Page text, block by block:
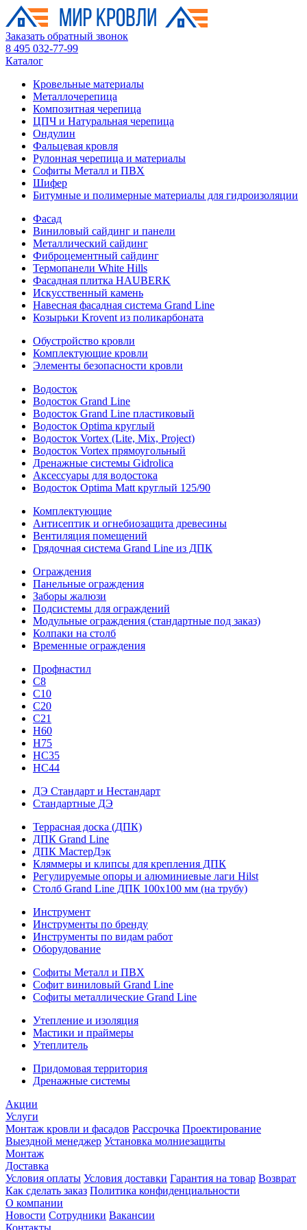
Заказать обратный звонок
8 495 032-77-99
Каталог
Кровельные материалы
Металлочерепица
Композитная черепица
ЦПЧ и Натуральная черепица
Ондулин
Фальцевая кровля
Рулонная черепица и материалы
Софиты Металл и ПВХ
Шифер
Битумные и полимерные материалы для гидроизоляции
Фасад
Виниловый сайдинг и панели
Металлический сайдинг
Фиброцементный сайдинг
Термопанели White Hills
Фасадная плитка HAUBERK
Искусственный камень
Навесная фасадная система Grand Line
Козырьки Krovent из поликарбоната
Обустройство кровли
Комплектующие кровли
Элементы безопасности кровли
Водосток
Водосток Grand Line
Водосток Grand Line пластиковый
Водосток Optima круглый
Водосток Vortex (Lite, Mix, Project)
Водосток Vortex прямоугольный
Дренажные системы Gidrolica
Аксессуары для водостока
Водосток Optima Matt круглый 125/90
Комплектующие
Антисептик и огнебиозащита древесины
Вентиляция помещений
Грядочная система Grand Line из ДПК
Ограждения
Панельные ограждения
Заборы жалюзи
Подсистемы для ограждений
Модульные ограждения (стандартные под заказ)
Колпаки на столб
Временные ограждения
Профнастил
С8
С10
С20
С21
H60
H75
HС35
НС44
ДЭ Стандарт и Нестандарт
Стандартные ДЭ
Террасная доска (ДПК)
ДПК Grand Line
ДПК МастерДэк
Кляммеры и клипсы для крепления ДПК
Регулируемые опоры и алюминиевые лаги Hilst
Столб Grand Line ДПК 100х100 мм (на трубу)
Инструмент
Инструменты по бренду
Инструменты по видам работ
Оборудование
Софиты Металл и ПВХ
Софит виниловый Grand Line
Софиты металлические Grand Line
Утепление и изоляция
Мастики и праймеры
Утеплитель
Придомовая территория
Дренажные системы
Акции
Услуги
Монтаж кровли и фасадов Рассрочка Проектирование
Выездной менеджер Установка молниезащиты
Монтаж
Доставка
Условия оплаты Условия доставки Гарантия на товар Возврат
Как сделать заказ Политика конфиденциальности
О компании
Новости Сотрудники Вакансии
Контакты